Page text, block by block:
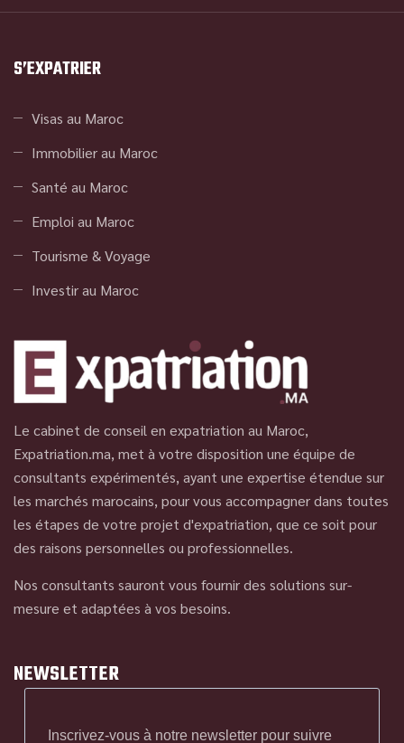
S’EXPATRIER
Visas au Maroc
Immobilier au Maroc
Santé au Maroc
Emploi au Maroc
Tourisme & Voyage
Investir au Maroc
Le cabinet de conseil en expatriation au Maroc,
Expatriation.ma, met à votre disposition une équipe de
consultants expérimentés, ayant une expertise étendue sur
les marchés marocains, pour vous accompagner dans toutes
les étapes de votre projet d'expatriation, que ce soit pour
des raisons personnelles ou professionnelles.
Nos consultants sauront vous fournir des solutions sur-
mesure et adaptées à vos besoins.
NEWSLETTER
Inscrivez-vous à notre newsletter pour suivre